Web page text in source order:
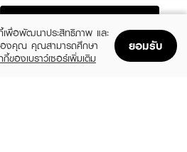
กี้เพื่อพัฒนาประสิทธิภาพ และ
ของคุณ คุณสามารถศึกษา
ของเบราว์เซอร์เพิ่มเติม
ยอมรับ